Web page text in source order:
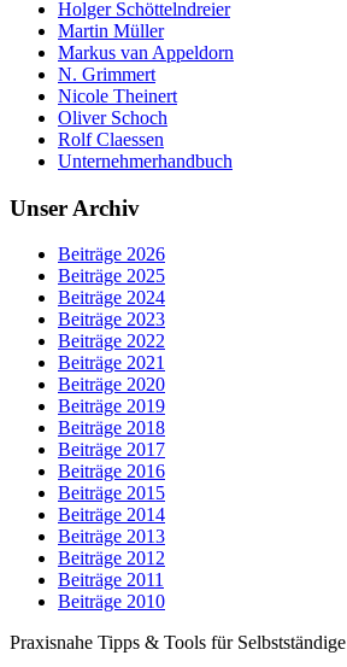
Holger Schöttelndreier
Martin Müller
Markus van Appeldorn
N. Grimmert
Nicole Theinert
Oliver Schoch
Rolf Claessen
Unternehmerhandbuch
Unser Archiv
Beiträge 2026
Beiträge 2025
Beiträge 2024
Beiträge 2023
Beiträge 2022
Beiträge 2021
Beiträge 2020
Beiträge 2019
Beiträge 2018
Beiträge 2017
Beiträge 2016
Beiträge 2015
Beiträge 2014
Beiträge 2013
Beiträge 2012
Beiträge 2011
Beiträge 2010
Praxisnahe Tipps & Tools für Selbstständige